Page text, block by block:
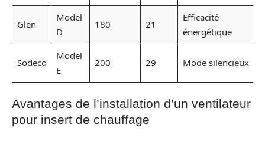
Glen
Model
D
180 21
Efficacité
énergétique
Sodeco
Model
E
200 29 Mode silencieux
Avantages de l’installation d’un ventilateur
pour insert de chauffage